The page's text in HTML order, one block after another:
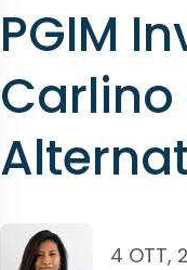
PGIM
4 OTT,